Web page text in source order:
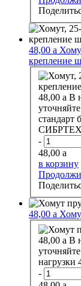
48,00 a
крепление
48,00 a В
стандарт
СИБРТЕХ,
-
48,00 a
в корзину
48,00 a
48,00 a В
нагрузки
-